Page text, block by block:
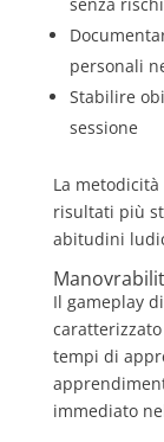
personali
Stabilire
sessione
La
risultati più
abitudini
Il gameplay
tempi di
immediato